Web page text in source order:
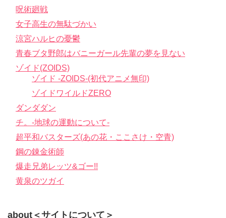
呪術廻戦
女子高生の無駄づかい
涼宮ハルヒの憂鬱
青春ブタ野郎はバニーガール先輩の夢を見ない
ゾイド(ZOIDS)
ゾイド -ZOIDS-(初代アニメ無印)
ゾイドワイルドZERO
ダンダダン
チ。-地球の運動について-
超平和バスターズ(あの花・ここさけ・空青)
鋼の錬金術師
爆走兄弟レッツ&ゴー!!
黄泉のツガイ
about＜サイトについて＞